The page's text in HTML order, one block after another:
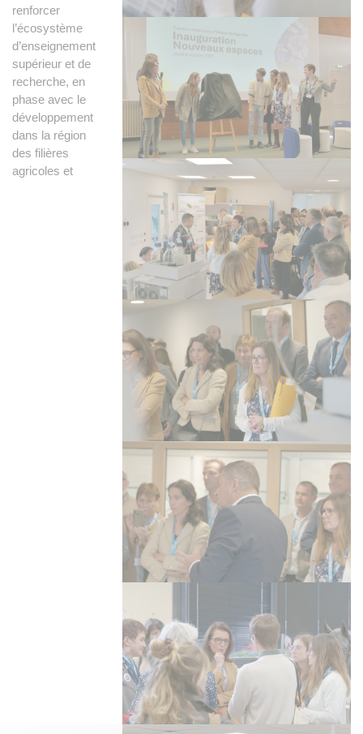
renforcer
l’écosystème
d’enseignement
supérieur et de
recherche, en
phase avec le
développement
dans la région
des filières
agricoles et